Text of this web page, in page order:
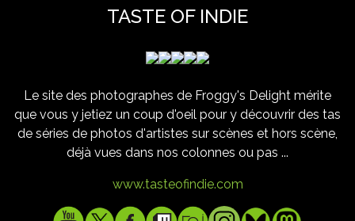
TASTE OF INDIE
Le site des photographes de Froggy's Delight mérite
que vous y jetiez un coup d'oeil pour y découvrir des tas
de séries de photos d'artistes sur scènes et hors scène,
déjà vues dans nos colonnes ou pas ...
www.tasteofindie.com